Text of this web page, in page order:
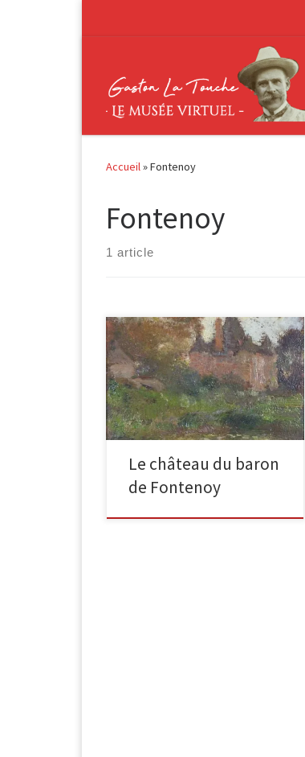
Accueil»Fontenoy
Fontenoy
1 article
Château du baron de Fontenoy,
étude 15cm x 15 cm, huile sur
panneau Exposition : Gaston La
Touche, Galerie des […]
Le château du baron
de Fontenoy